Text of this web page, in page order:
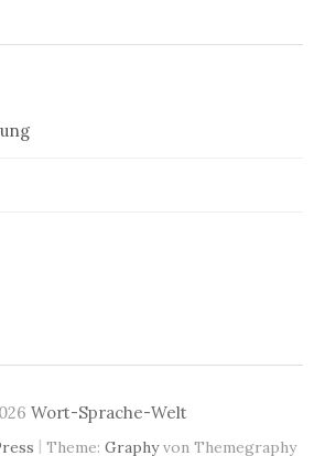
Wort-Sprache-Welt
| Theme: Graphyvon Themegraphy